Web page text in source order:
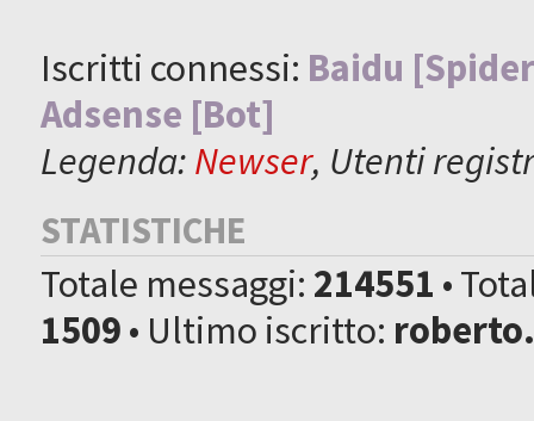
Iscritti connessi: Baidu
Adsense [Bot]
Legenda:Newser, Utenti
STATISTICHE
Totale messaggi: 214551 •
1509• Ultimo iscritto: